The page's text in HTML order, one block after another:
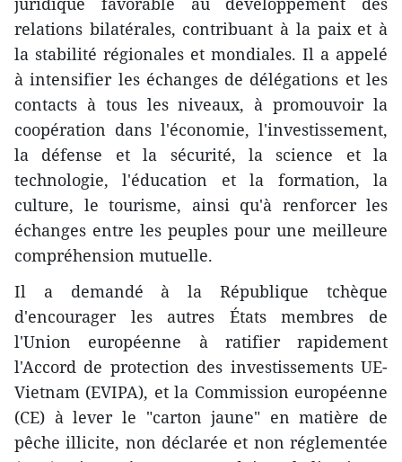
relations bilatérales, contribuant à la paix et à
la stabilité régionales et mondiales. Il a appelé
à intensifier les échanges de délégations et les
contacts à tous les niveaux, à promouvoir la
coopération dans l'économie, l'investissement,
la défense et la sécurité, la science et la
technologie, l'éducation et la formation, la
culture, le tourisme, ainsi qu'à renforcer les
échanges entre les peuples pour une meilleure
compréhension mutuelle.
Il a demandé à la République tchèque
d'encourager les autres États membres de
l'Union européenne à ratifier rapidement
l'Accord de protection des investissements UE-
Vietnam (EVIPA), et la Commission européenne
(CE) à lever le "carton jaune" en matière de
pêche illicite, non déclarée et non réglementée